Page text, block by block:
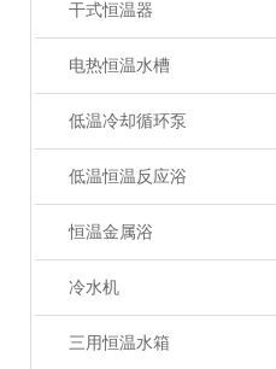
干式恒温器
电热恒温水槽
低温冷却循环泵
低温恒温反应浴
恒温金属浴
冷水机
三用恒温水箱